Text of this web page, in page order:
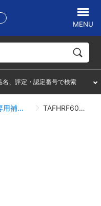
MENU
名、評定・認定番号で検索
中空壁専用補強枠 TAFHRF6020